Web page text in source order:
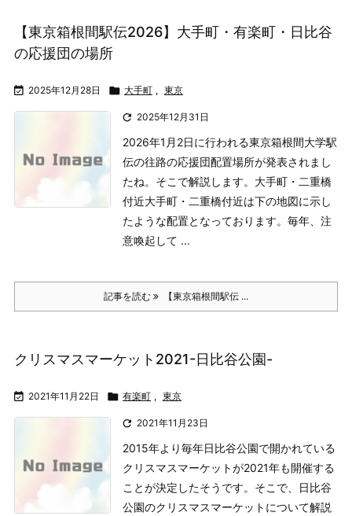
【東京箱根間駅伝2026】大手町・有楽町・日比谷
の応援団の場所
 2025年12月28日  大手町 , 東京
 2025年12月31日
2026年1月2日に行われる東京箱根間大学駅
伝の往路の応援団配置場所が発表されまし
たね。そこで解説します。 大手町・二重橋
付近大手町・二重橋付近は下の地図に示し
たような配置となっております。 毎年、注
意喚起して ...
記事を読む 【東京箱根間駅伝 ...
クリスマスマーケット2021-日比谷公園-
 2021年11月22日  有楽町 , 東京
 2021年11月23日
2015年より毎年日比谷公園で開かれている
クリスマスマーケットが2021年も開催する
ことが決定したそうです。そこで、日比谷
公園のクリスマスマーケットについて解説